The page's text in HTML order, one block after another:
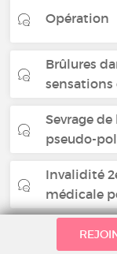
Opération
Brûlures
sensations
Sevrage
pseudo-
Invalidité
médicale